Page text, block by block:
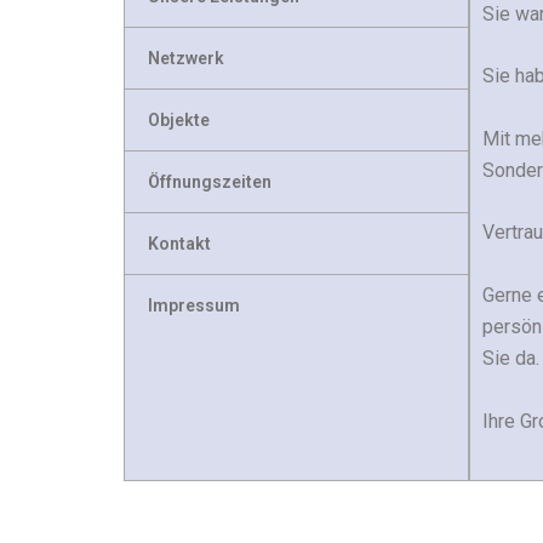
Netzwerk
Objekte
Öffnungszeiten
Kontakt
Impressum
Sie
Sie
Mit
Gerne
Sie da.
Ihre